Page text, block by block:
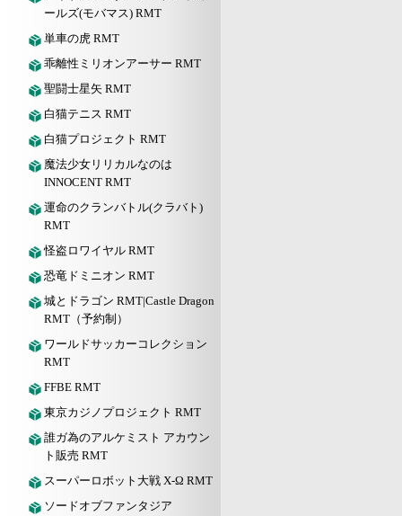
ールズ(モバマス) RMT
単車の虎 RMT
乖離性ミリオンアーサー RMT
聖闘士星矢 RMT
白猫テニス RMT
白猫プロジェクト RMT
魔法少女リリカルなのは
INNOCENT RMT
運命のクランバトル(クラバト)
RMT
怪盗ロワイヤル RMT
恐竜ドミニオン RMT
城とドラゴン RMT|Castle Dragon
RMT（予約制）
ワールドサッカーコレクション
RMT
FFBE RMT
東京カジノプロジェクト RMT
誰ガ為のアルケミスト アカウン
ト販売 RMT
スーパーロボット大戦 X-Ω RMT
ソードオブファンタジア